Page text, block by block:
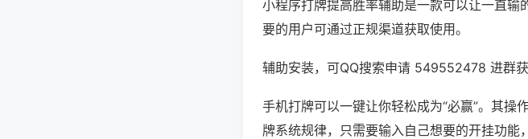
小程序打牌提高胜率辅助是一款可以让一直输
要的用户可通过正规渠道获取使用。
辅助安装，可QQ搜索申请 549552478 进群
手机打牌可以一键让你轻松成为“必赢”。其
牌系统规律，只需要输入自己想要的开挂功